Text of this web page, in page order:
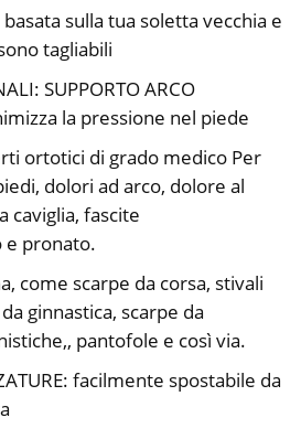
sulla tua soletta vecchia e
tagliabili
SUPPORTO ARCO
la pressione nel piede
ortotici di grado medico Per
dolori ad arco, dolore al
caviglia, fascite
e pronato.
come scarpe da corsa, stivali
ginnastica, scarpe da
pantofole e così via.
facilmente spostabile da